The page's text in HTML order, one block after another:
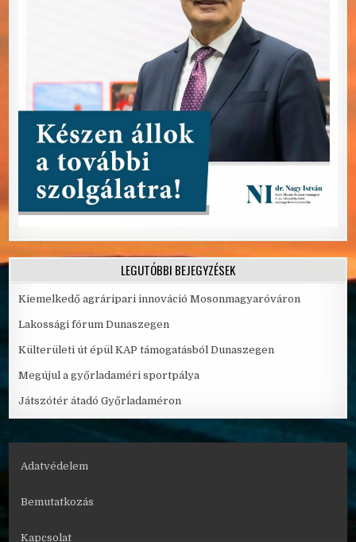
LEGUTÓBBI BEJEGYZÉSEK
Kiemelkedő agráripari innováció Mosonmagyaróváron
Lakossági fórum Dunaszegen
Külterületi út épül KAP támogatásból Dunaszegen
Megújul a győrladaméri sportpálya
Játszótér átadó Győrladaméron
Adatvédelem
Bemutatkozás
Kapcsolat